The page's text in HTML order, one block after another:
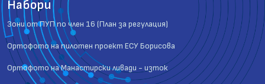
Набори
Зони от ПУП по член 16 (План за регулация)
Ортофото на пилотен проект ЕСУ Борисова
Ортофото на Манастирски ливади - изток